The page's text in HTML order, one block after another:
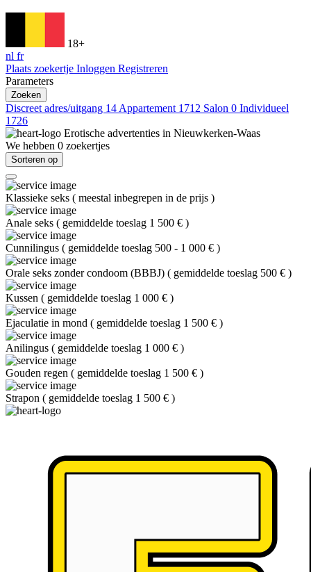
18+
nl fr
Plaats zoekertje Inloggen Registreren
Parameters
Zoeken
Discreet adres/uitgang 14 Appartement 1712 Salon 0 Individueel
1726
Erotische advertenties in Nieuwkerken-Waas
We hebben 0 zoekertjes
Sorteren op
Klassieke seks ( meestal inbegrepen in de prijs )
Anale seks ( gemiddelde toeslag 1 500 € )
Cunnilingus ( gemiddelde toeslag 500 - 1 000 € )
Orale seks zonder condoom (BBBJ) ( gemiddelde toeslag 500 € )
Kussen ( gemiddelde toeslag 1 000 € )
Ejaculatie in mond ( gemiddelde toeslag 1 500 € )
Anilingus ( gemiddelde toeslag 1 000 € )
Gouden regen ( gemiddelde toeslag 1 500 € )
Strapon ( gemiddelde toeslag 1 500 € )